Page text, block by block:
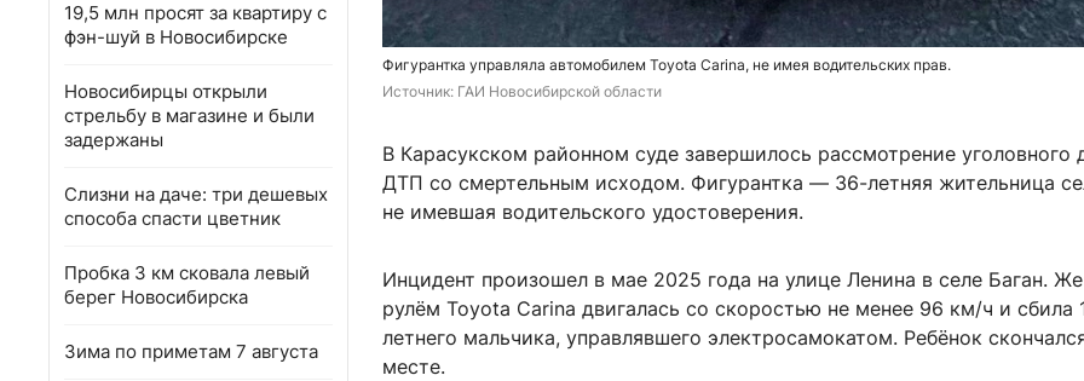
19,5 млн просят за квартиру с
фэн-шуй в Новосибирске
Новосибирцы открыли
стрельбу в магазине и были
задержаны
Слизни на даче: три дешевых
способа спасти цветник
Пробка 3 км сковала левый
берег Новосибирска
Зима по приметам 7 августа
Фигурантка управляла автомобилем Toyota Carina, не имея водительских прав.
Источник: ГАИ Новосибирской области
В Карасукском районном суде завершилось рассмотрение уголовного
ДТП со смертельным исходом. Фигурантка — 36-летняя жительница
не имевшая водительского удостоверения.
Инцидент произошел в мае 2025 года на улице Ленина в селе Баган.
рулём Toyota Carina двигалась со скоростью не менее 96 км/ч и сбила
летнего мальчика, управлявшего электросамокатом. Ребёнок
месте.